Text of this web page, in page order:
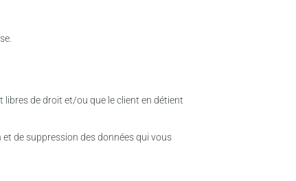
libres de droit et/ou que le client en détient
de suppression des données qui vous